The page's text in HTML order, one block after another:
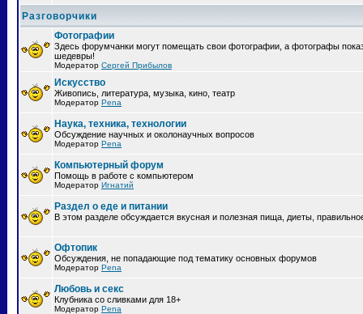
Разговорчики
Фотографии
Здесь форумчанки могут помещать свои фотографии, а фотографы
шедевры!
Модератор Сергей Прибылов
Искусство
Живопись, литература, музыка, кино, театр
Модератор Pena
Наука, техника, технологии
Обсуждение научных и околонаучных вопросов
Модератор Pena
Компьютерный форум
Помощь в работе с компьютером
Модератор Игнатий
Раздел о еде и питании
В этом разделе обсуждается вкусная и полезная пища, диеты,
Офтопик
Обсуждения, не попадающие под тематику основных форумов
Модератор Pena
Любовь и секс
Клубника со сливками для 18+
Модератор Pena